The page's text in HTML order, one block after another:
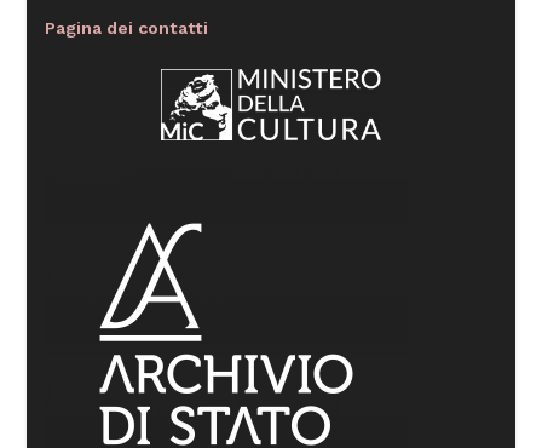
Pagina dei contatti